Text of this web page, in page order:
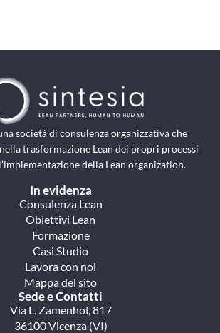
società di consulenza organizzativa che
trasformazione Lean dei propri processi
della Lean organization.
In evidenza
Consulenza Lean
Obiettivi Lean
Formazione
Casi Studio
Lavora con noi
Mappa del sito
Sede e Contatti
Via L. Zamenhof, 817
36100 Vicenza (VI)